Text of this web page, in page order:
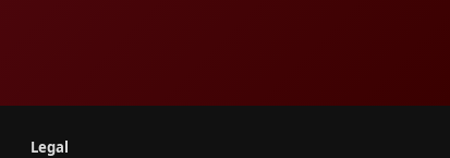
Legal